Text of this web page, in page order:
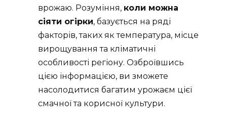
врожаю. Розуміння, коли можна
сіяти огірки, базується на ряді
факторів, таких як температура, місце
вирощування та кліматичні
особливості регіону. Озброївшись
цією інформацією, ви зможете
насолодитися багатим урожаєм цієї
смачної та корисної культури.